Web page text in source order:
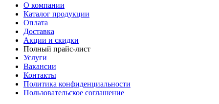
О компании
Каталог продукции
Оплата
Доставка
Акции и скидки
Полный прайс-лист
Услуги
Вакансии
Контакты
Политика конфиденциальности
Пользовательское соглашение